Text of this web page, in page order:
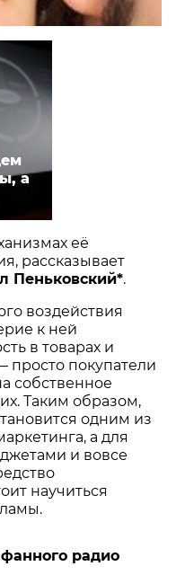
а
её
рассказывает
Пеньковский*.
воздействия
к ней
в товарах и
просто покупатели
собственное
Таким образом,
одним из
а для
и вовсе
научиться
радио